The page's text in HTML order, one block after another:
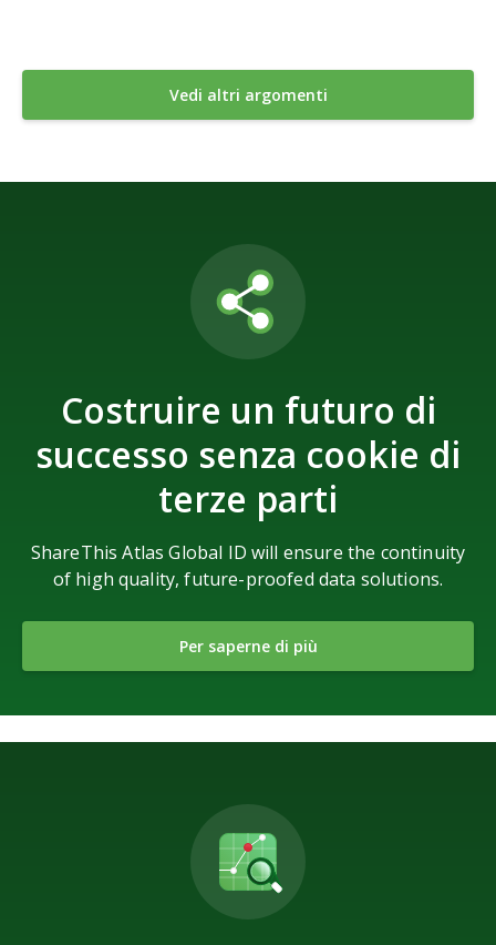
Vedi altri argomenti
Costruire un futuro di
successo senza cookie di
terze parti
ShareThis Atlas Global ID will ensure the continuity
of high quality, future-proofed data solutions.
Per saperne di più